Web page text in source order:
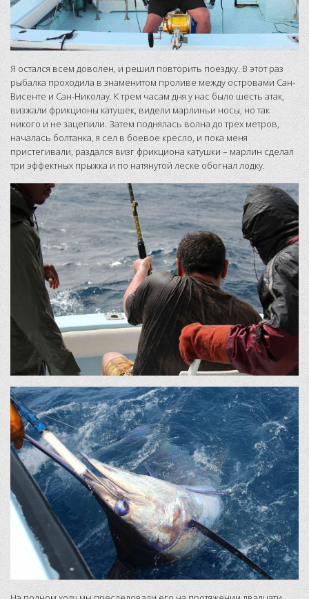
Я остался всем доволен, и решил повторить поездку. В этот раз
рыбалка проходила в знаменитом проливе между островами Сан-
Висенте и Сан-Николау. К трем часам дня у нас было шесть атак,
визжали фрикционы катушек, видели марлиньи носы, но так
никого и не зацепили. Затем поднялась волна до трех метров,
началась болтанка, я сел в боевое кресло, и пока меня
пристегивали, раздался визг фрикциона катушки – марлин сделал
три эффектных прыжка и по натянутой леске обогнал лодку.